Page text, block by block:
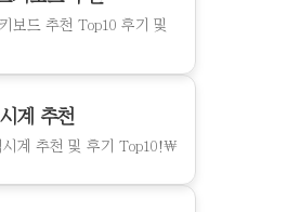
보드 추천 Top10 후기 및
계 추천
계 추천 및 후기 Top10!\